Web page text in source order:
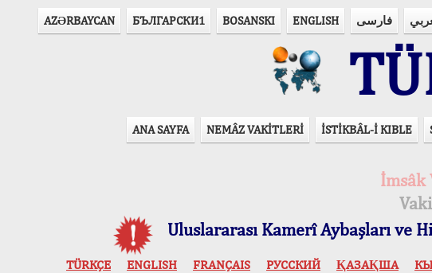
AZӘRBAYCAN БЪЛГАРСКИ1 BOSANSKI ENGLISH فارسی
ANA SAYFA NEMÂZ VAKİTLERİ İSTİKBÂL-İ KIBLE
İmsâk
Uluslararası Kamerî Aybaşları ve
TÜRKÇE ENGLISH FRANÇAIS РУССКИЙ ҚАЗАҚША